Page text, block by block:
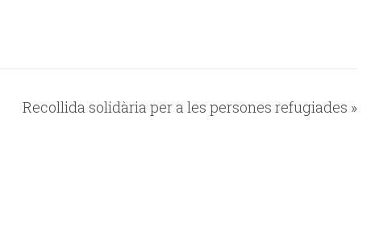
Recollida solidària per a les persones refugiades »